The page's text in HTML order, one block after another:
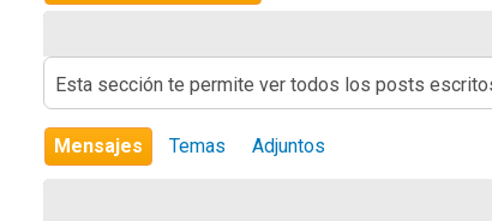
Esta sección te permite ver todos los posts
Mensajes Temas Adjuntos